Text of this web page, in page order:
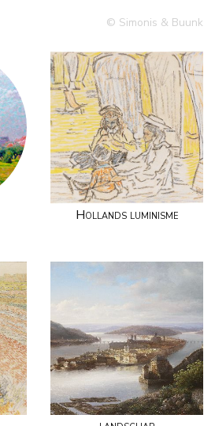
© Simonis & Buunk
Hollands luminisme